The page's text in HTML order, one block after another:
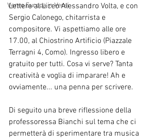
Verso Europa in Versi
Lettere al Liceo Alessandro Volta, e con
Sergio Calonego, chitarrista e
compositore. Vi aspettiamo alle ore
17.00, al Chiostrino Artificio (Piazzale
Terragni 4, Como). Ingresso libero e
gratuito per tutti. Cosa vi serve? Tanta
creatività e voglia di imparare! Ah e
ovviamente... una penna per scrivere.
Di seguito una breve riflessione della
professoressa Bianchi sul tema che ci
permetterà di sperimentare tra musica